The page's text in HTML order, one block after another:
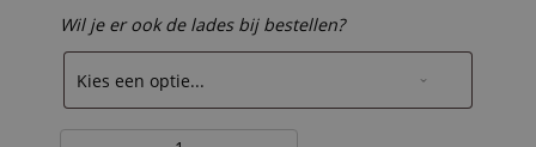
Wil je er ook de lades bij bestellen?